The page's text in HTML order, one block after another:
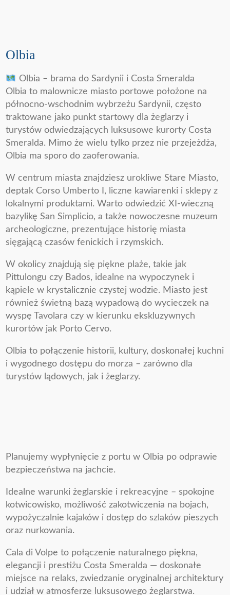
Olbia
Olbia – brama do Sardynii i Costa Smeralda
Olbia to malownicze miasto portowe położone na
północno-wschodnim wybrzeżu Sardynii, często
traktowane jako punkt startowy dla żeglarzy i
turystów odwiedzających luksusowe kurorty Costa
Smeralda. Mimo że wielu tylko przez nie przejeżdża,
Olbia ma sporo do zaoferowania.
W centrum miasta znajdziesz urokliwe Stare Miasto,
deptak Corso Umberto I, liczne kawiarenki i sklepy z
lokalnymi produktami. Warto odwiedzić XI-wieczną
bazylikę San Simplicio, a także nowoczesne muzeum
archeologiczne, prezentujące historię miasta
sięgającą czasów fenickich i rzymskich.
W okolicy znajdują się piękne plaże, takie jak
Pittulongu czy Bados, idealne na wypoczynek i
kąpiele w krystalicznie czystej wodzie. Miasto jest
również świetną bazą wypadową do wycieczek na
wyspę Tavolara czy w kierunku ekskluzywnych
kurortów jak Porto Cervo.
Olbia to połączenie historii, kultury, doskonałej kuchni
i wygodnego dostępu do morza – zarówno dla
turystów lądowych, jak i żeglarzy.
Planujemy wypłynięcie z portu w Olbia po odprawie
bezpieczeństwa na jachcie.
Idealne warunki żeglarskie i rekreacyjne – spokojne
kotwicowisko, możliwość zakotwiczenia na bojach,
wypożyczalnie kajaków i dostęp do szlaków pieszych
oraz nurkowania.
Cala di Volpe to połączenie naturalnego piękna,
elegancji i prestiżu Costa Smeralda — doskonałe
miejsce na relaks, zwiedzanie oryginalnej architektury
i udział w atmosferze luksusowego żeglarstwa.